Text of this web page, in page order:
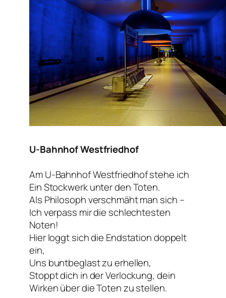
U-Bahnhof Westfriedhof
Am U-BahnhofWestfriedhofstehe ich
Ein Stockwerk unter den Toten.
Als Philosoph verschmäht man sich –
Ich verpass mir die schlechtesten
Noten!
Hier loggt sich die Endstation doppelt
ein,
Uns buntbeglast zu erhellen,
Stoppt dich in der Verlockung, dein
Wirken über die Toten zu stellen.